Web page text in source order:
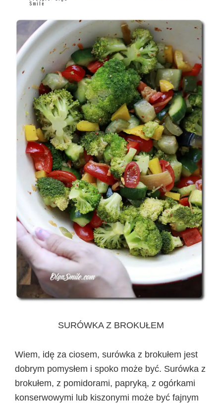
Smile
SURÓWKA Z BROKUŁEM
Wiem, idę za ciosem, surówka z brokułem jest
dobrym pomysłem i spoko może być. Surówka z
brokułem, z pomidorami, papryką, z ogórkami
konserwowymi lub kiszonymi może być fajnym